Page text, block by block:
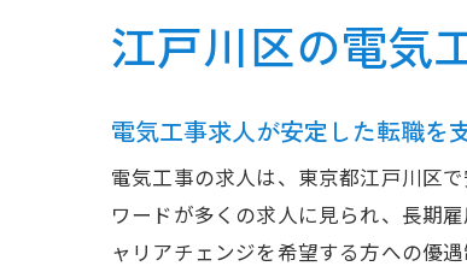
江戸川区の電気
電気工事求人が安定した転職を
電気工事の求人は、東京都江戸川区
ワードが多くの求人に見られ、長期
ャリアチェンジを希望する方への優